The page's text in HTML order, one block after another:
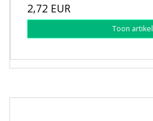
2,72 EUR
Toon artikel